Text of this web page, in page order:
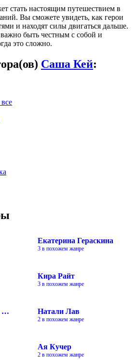
стать настоящим путешествием в
Вы сможете увидеть, как герои
и находят силы двигаться дальше.
быть честным с собой и
это сложно.
Саша Кей:
Екатерина Гераскина
3 в похожем жанре
Кира Райт
3 в похожем жанре
Кристина Юрьевна Юраш Натали Лав
2 в похожем жанре
Ая Кучер
2 в похожем жанре